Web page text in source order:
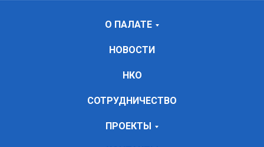
О ПАЛАТЕ
НОВОСТИ
НКО
СОТРУДНИЧЕСТВО
ПРОЕКТЫ